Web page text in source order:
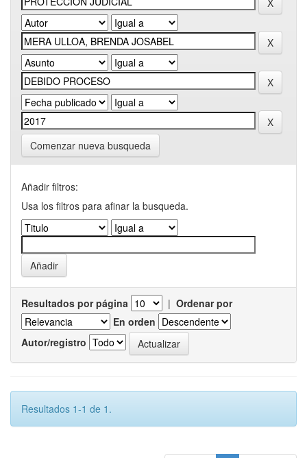
Comenzar nueva busqueda
Añadir filtros:
Usa los filtros para afinar la busqueda.
Resultados por página | Ordenar por
En orden
Autor/registro
Resultados 1-1 de 1.